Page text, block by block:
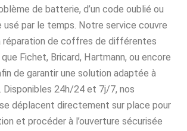
de batterie, d’un code oublié ou
usé par le temps. Notre service couvre
réparation de coffres de différentes
Fichet, Bricard, Hartmann, ou encore
de garantir une solution adaptée à
Disponibles 24h/24 et 7j/7, nos
déplacent directement sur place pour
et procéder à l’ouverture sécurisée